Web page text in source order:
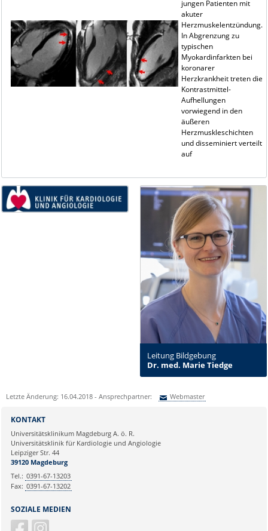
jungen Patienten mit
akuter
Herzmuskelentzündung.
In Abgrenzung zu
typischen
Myokardinfarkten bei
koronarer
Herzkrankheit treten die
Kontrastmittel-
Aufhellungen
vorwiegend in den
äußeren
Herzmuskleschichten
und disseminiert verteilt
auf
Leitung Bildgebung
Dr. med. Marie Tiedge
Letzte Änderung: 16.04.2018 - Ansprechpartner: Webmaster
Ihre E-Mailadresse:
Ihr Anliegen:
SOZIALE MEDIEN
KONTAKT
Universitätsklinikum Magdeburg A. ö. R.
Universitätsklinik für Kardiologie und Angiologie
Leipziger Str. 44
39120 Magdeburg
Tel.: 0391-67-13203
Fax: 0391-67-13202